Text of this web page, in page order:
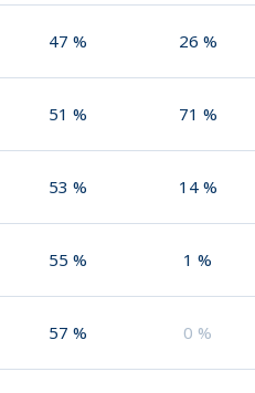
47 % 26 %
51 % 71 %
53 % 14 %
55 % 1 %
57 % 0 %